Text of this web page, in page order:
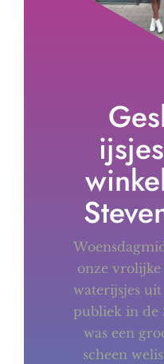
onze vrolijke
waterijsjes
publiek in de
was een
scheen